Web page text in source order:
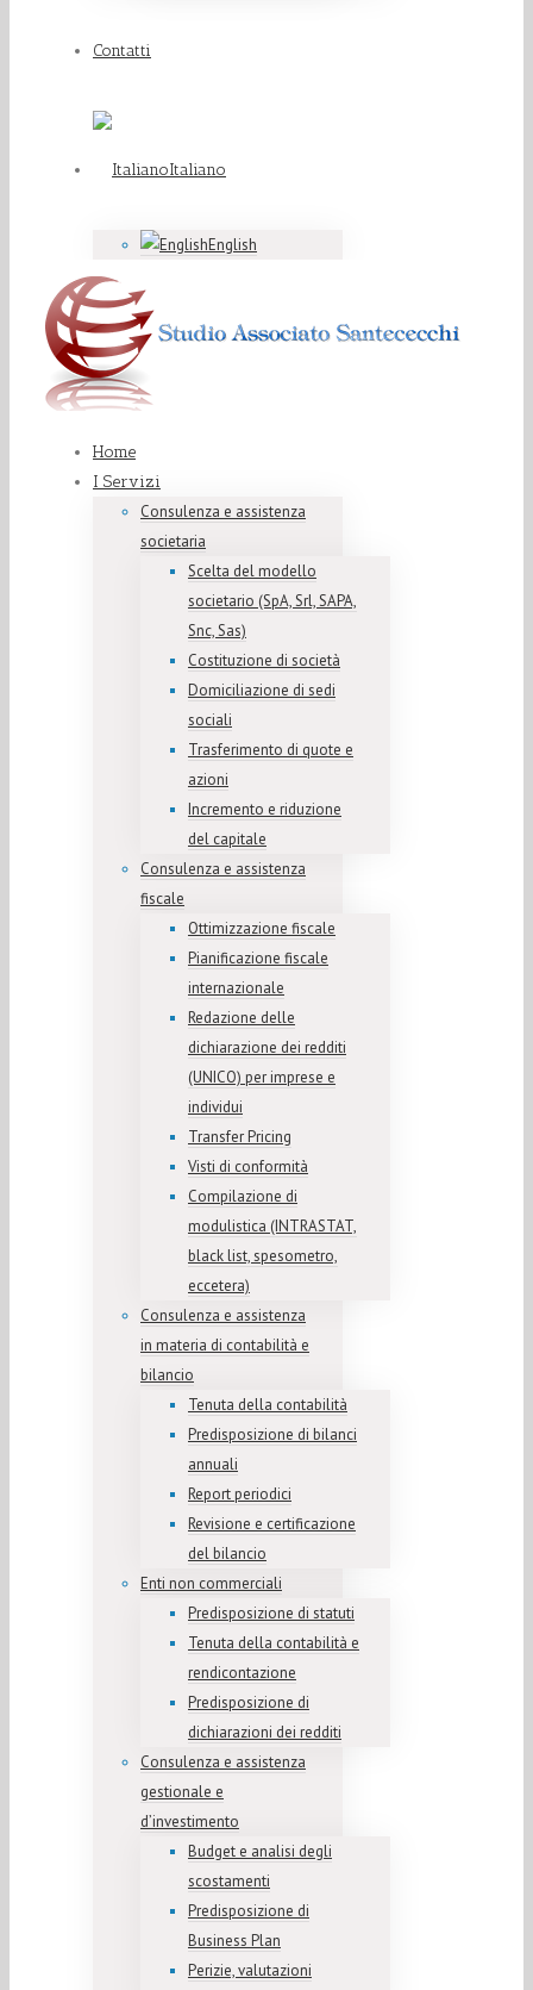
Contatti
Italiano
English
Home
I Servizi
Consulenza e assistenza
societaria
Scelta del modello
societario (SpA, Srl, SAPA,
Snc, Sas)
Costituzione di società
Domiciliazione di sedi
sociali
Trasferimento di quote e
azioni
Incremento e riduzione
del capitale
Consulenza e assistenza
fiscale
Ottimizzazione fiscale
Pianificazione fiscale
internazionale
Redazione delle
dichiarazione dei redditi
(UNICO) per imprese e
individui
Transfer Pricing
Visti di conformità
Compilazione di
modulistica (INTRASTAT,
black list, spesometro,
eccetera)
Consulenza e assistenza
in materia di contabilità e
bilancio
Tenuta della contabilità
Predisposizione di bilanci
annuali
Report periodici
Revisione e certificazione
del bilancio
Enti non commerciali
Predisposizione di statuti
Tenuta della contabilità e
rendicontazione
Predisposizione di
dichiarazioni dei redditi
Consulenza e assistenza
gestionale e
d’investimento
Budget e analisi degli
scostamenti
Predisposizione di
Business Plan
Perizie, valutazioni